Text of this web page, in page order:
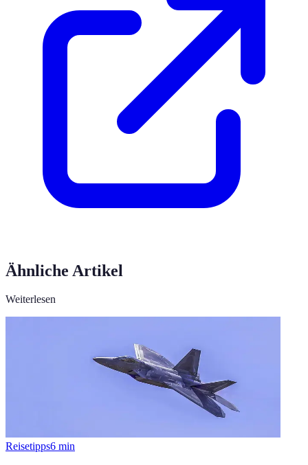
Ähnliche Artikel
Weiterlesen
Reisetipps6 min